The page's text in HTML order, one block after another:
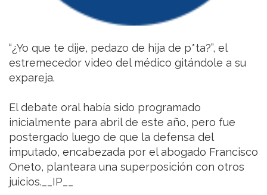
“¿Yo que te dije, pedazo de hija de p*ta?”, el
estremecedor video del médico gitándole a su
expareja.
El debate oral había sido programado
inicialmente para abril de este año, pero fue
postergado luego de que la defensa del
imputado, encabezada por el abogado Francisco
Oneto, planteara una superposición con otros
juicios.__IP__